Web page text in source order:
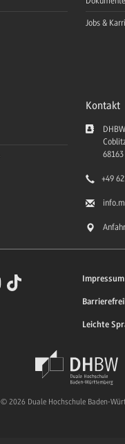
Jobs &
Kontakt
68163
+49
Impressum
Leichte
© 2026 Duale Hochschule Baden-